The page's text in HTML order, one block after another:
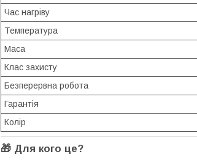
Час нагріву
Температура
Маса
Клас захисту
Безперервна робота
Гарантія
Колір
🎁 Для кого це?